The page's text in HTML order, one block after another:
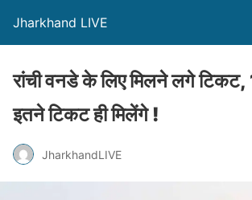
Jharkhand LIVE
रांची वनडे के लिए मिलने लगे टिकट,
इतने टिकट ही मिलेंगे !
JharkhandLIVE